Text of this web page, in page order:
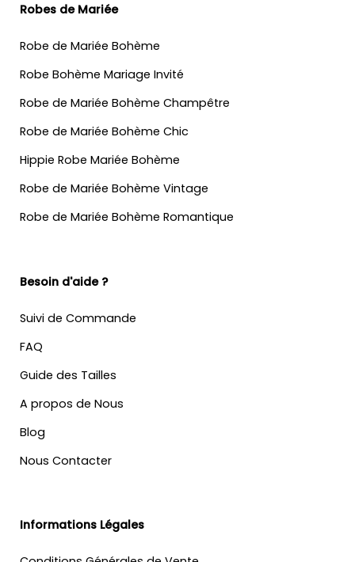
Robes de Mariée
Robe de Mariée Bohème
Robe Bohème Mariage Invité
Robe de Mariée Bohème Champêtre
Robe de Mariée Bohème Chic
Hippie Robe Mariée Bohème
Robe de Mariée Bohème Vintage
Robe de Mariée Bohème Romantique
Besoin d'aide ?
Suivi de Commande
FAQ
Guide des Tailles
A propos de Nous
Blog
Nous Contacter
Informations Légales